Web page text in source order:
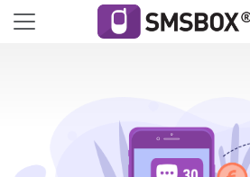
Panneau de gestion des cookies